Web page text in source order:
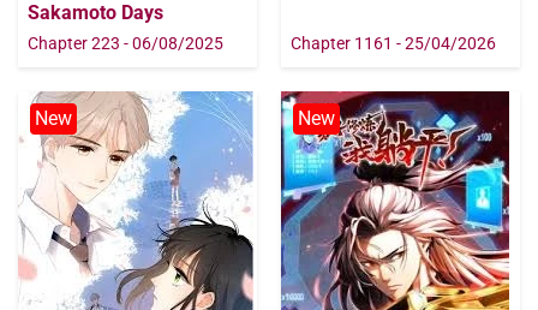
Sakamoto Days
Chapter 223 - 06/08/2025 Chapter 1161 - 25/04/2026
New New